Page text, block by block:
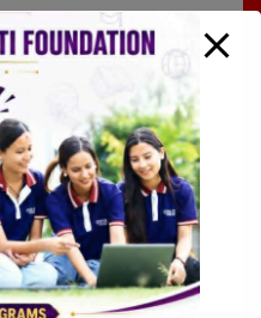
published.
Required